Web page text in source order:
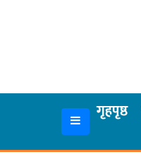
गृहपृष्ठ
समाचार